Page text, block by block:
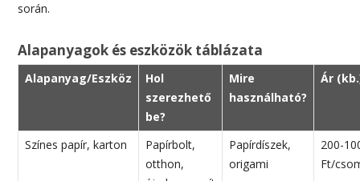
során.
Alapanyagok és eszközök táblázata
Alapanyag/Eszköz
Hol
szerezhető
be?
Mire
használható?
Ár
Színes papír, karton
Papírbolt,
otthon,
Papírdíszek,
origami
200-
Ft/